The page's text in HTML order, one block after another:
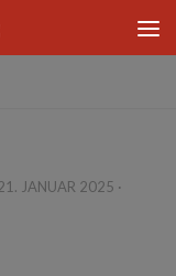
JANUAR 2025 ·